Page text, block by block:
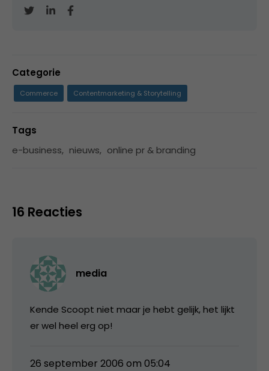
Categorie
Commerce Contentmarketing & Storytelling
Tags
e-business, nieuws, online pr & branding
16 Reacties
media
Kende Scoopt niet maar je hebt gelijk, het lijkt
er wel heel erg op!
26 september 2006 om 05:04